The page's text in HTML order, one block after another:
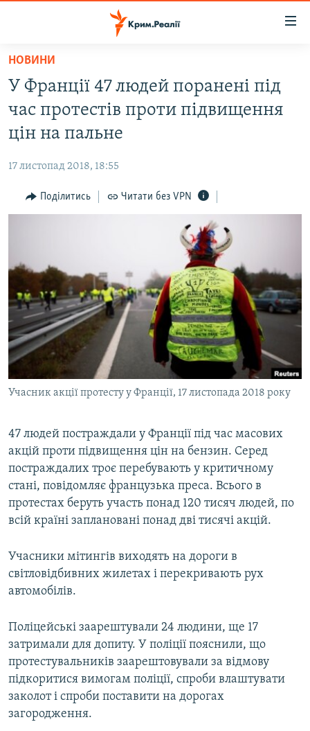
Перейти
основного
матеріалу
Перейти
до
основної
Перейти
до
ВОДА.КРИМ
ВІДЕО ТА ФОТО
БЛОГИ
ПОГЛЯД
СПЕЦПРОЕКТИ
ДЕПОРТАЦІЯ
ВІДЕОУРОКИ «ELIFBE»
СВІДЧЕННЯ ОКУПАЦІЇ
УКРАЇНСЬКА ПРОБЛЕМА КРИМУ
ІНФОГРАФІКА
ЯК ОБІЙТИ БЛОКУВАННЯ
Русский
Qırımtatar
ДОЛУЧАЙСЯ!
Усі сайти RFE/RL
НОВИНИ
У Франції 47 людей поранені під
час протестів проти підвищення
цін на пальне
17 листопад 2018, 18:55
Поділитись Читати без VPN
Учасник акції протесту у Франції, 17 листопада 2018 року
47 людей постраждали у Франції під час масових
акцій проти підвищення цін на бензин. Серед
постраждалих троє перебувають у критичному
стані, повідомляє французька преса. Всього в
протестах беруть участь понад 120 тисяч людей, по
всій країні заплановані понад дві тисячі акцій.
Учасники мітингів виходять на дороги в
світловідбивних жилетах і перекривають рух
автомобілів.
Поліцейські заарештували 24 людини, ще 17
затримали для допиту. У поліції пояснили, що
протестувальників заарештовували за відмову
підкоритися вимогам поліції, спроби влаштувати
заколот і спроби поставити на дорогах
загородження.